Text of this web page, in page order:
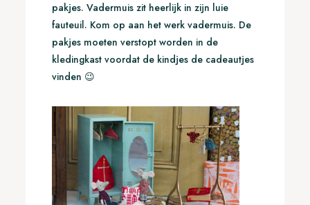
pakjes. Vadermuis zit heerlijk in zijn luie
fauteuil. Kom op aan het werk vadermuis. De
pakjes moeten verstopt worden in de
kledingkast voordat de kindjes de cadeautjes
vinden 😉